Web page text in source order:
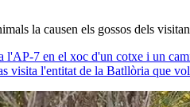
la causen els gossos dels
l'AP-7 en el xoc d'un cotxe i un
visita l'entitat de la Batllòria que